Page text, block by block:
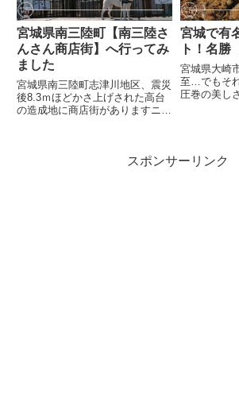
宮城県南三陸町【南三陸さ
んさん商店街】へ行ってみ
ました
宮城県南三陸町志津川地区、震災
後8.3ｍほどかさ上げされた高台
の造成地に商店街がありますニッ
紹介です！「サンサンと輝く太陽
宮城で有
ト！名勝
宮城県大崎
至…でもそ
圧巻の美し
大峡谷。春
スポンサーリンク